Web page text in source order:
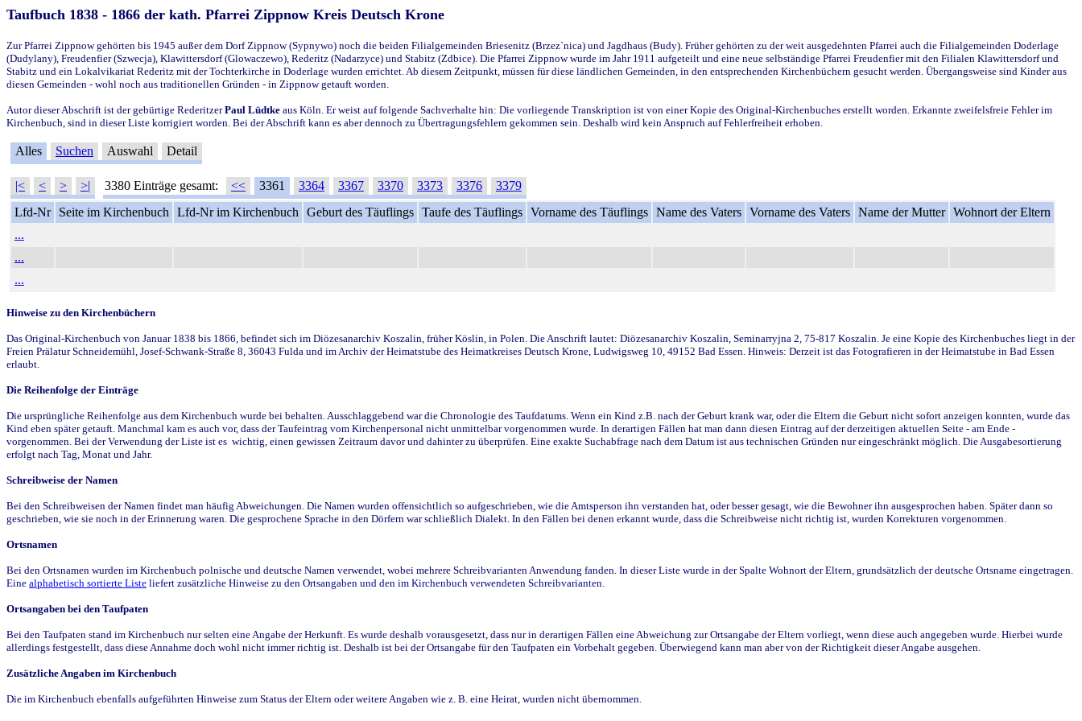
Taufbuch 1838 - 1866 der kath. Pfarrei Zippnow Kreis Deutsch Krone
Zur Pfarrei Zippnow gehörten bis 1945 außer dem Dorf Zippnow (Sypnywo) noch die beiden Filialgemeinden Briesenitz (Brzez`nica) und Jagdhaus (Budy). Früher gehörten zu der weit ausgedehnten Pfarrei auch die Filialgemeinden Doderlage
(Dudylany), Freudenfier (Szwecja), Klawittersdorf (Glowaczewo), Rederitz (Nadarzyce) und Stabitz (Zdbice). Die Pfarrei Zippnow wurde im Jahr 1911 aufgeteilt und eine neue selbständige Pfarrei Freudenfier mit den Filialen Klawittersdorf und
Stabitz und ein Lokalvikariat Rederitz mit der Tochterkirche in Doderlage wurden errichtet. Ab diesem Zeitpunkt, müssen für diese ländlichen Gemeinden, in den entsprechenden Kirchenbüchern gesucht werden. Übergangsweise sind Kinder aus
diesen Gemeinden - wohl noch aus traditionellen Gründen - in Zippnow getauft worden.
Autor dieser Abschrift ist der gebürtige RederitzerPaul Lüdtke aus Köln. Er weist auf folgende Sachverhalte hin: Die vorliegende Transkription ist von einer Kopie des Original-Kirchenbuches erstellt worden. Erkannte zweifelsfreie Fehler im
Kirchenbuch, sind in dieser Liste korrigiert worden. Bei der Abschrift kann es aber dennoch zu Übertragungsfehlern gekommen sein. Deshalb wird kein Anspruch auf Fehlerfreiheit erhoben.
Alles Suchen Auswahl Detail
|< < > >| 3380 Einträge gesamt: << 3361 3364 3367 3370 3373 3376
3379
Lfd-Nr
Seite im Kirchenbuch Lfd-Nr im Kirchenbuch Geburt des Täuflings Taufe des Täuflings Vorname des Täuflings Name des Vaters Vorname des Vaters Name der Mutter Wohnort der Eltern
...
...
...
Hinweise zu den Kirchenbüchern
Das Original-Kirchenbuch von Januar 1838 bis 1866, befindet sich im Diözesanarchiv Koszalin, früher Köslin, in Polen. Die Anschrift lautet: Diözesanarchiv Koszalin, Seminarryjna 2, 75-817 Koszalin. Je eine Kopie des Kirchenbuches liegt in der
Freien Prälatur Schneidemühl, Josef-Schwank-Straße 8, 36043 Fulda und im Archiv der Heimatstube des Heimatkreises Deutsch Krone, Ludwigsweg 10, 49152 Bad Essen. Hinweis: Derzeit ist das Fotografieren in der Heimatstube in Bad Essen
erlaubt.
Die Reihenfolge der Einträge
Die ursprüngliche Reihenfolge aus dem Kirchenbuch wurde bei behalten. Ausschlaggebend war die Chronologie des Taufdatums. Wenn ein Kind z.B. nach der Geburt krank war, oder die Eltern die Geburt nicht sofort anzeigen konnten, wurde das
Kind eben später getauft. Manchmal kam es auch vor, dass der Taufeintrag vom Kirchenpersonal nicht unmittelbar vorgenommen wurde. In derartigen Fällen hat man dann diesen Eintrag auf der derzeitigen aktuellen Seite - am Ende -
vorgenommen. Bei der Verwendung der Liste ist es wichtig, einen gewissen Zeitraum davor und dahinter zu überprüfen. Eine exakte Suchabfrage nach dem Datum ist aus technischen Gründen nur eingeschränkt möglich. Die Ausgabesortierung
erfolgt nach Tag, Monat und Jahr.
Schreibweise der Namen
Bei den Schreibweisen der Namen findet man häufig Abweichungen. Die Namen wurden offensichtlich so aufgeschrieben, wie die Amtsperson ihn verstanden hat, oder besser gesagt, wie die Bewohner ihn ausgesprochen haben. Später dann so
geschrieben, wie sie noch in der Erinnerung waren. Die gesprochene Sprache in den Dörfern war schließlich Dialekt. In den Fällen bei denen erkannt wurde, dass die Schreibweise nicht richtig ist, wurden Korrekturen vorgenommen.
Ortsnamen
Bei den Ortsnamen wurden im Kirchenbuch polnische und deutsche Namen verwendet, wobei mehrere Schreibvarianten Anwendung fanden. In dieser Liste wurde in der Spalte Wohnort der Eltern, grundsätzlich der deutsche Ortsname eingetragen.
Eine alphabetisch sortierte Liste liefert zusätzliche Hinweise zu den Ortsangaben und den im Kirchenbuch verwendeten Schreibvarianten.
Ortsangaben bei den Taufpaten
Bei den Taufpaten stand im Kirchenbuch nur selten eine Angabe der Herkunft. Es wurde deshalb vorausgesetzt, dass nur in derartigen Fällen eine Abweichung zur Ortsangabe der Eltern vorliegt, wenn diese auch angegeben wurde. Hierbei wurde
allerdings festgestellt, dass diese Annahme doch wohl nicht immer richtig ist. Deshalb ist bei der Ortsangabe für den Taufpaten ein Vorbehalt gegeben. Überwiegend kann man aber von der Richtigkeit dieser Angabe ausgehen.
Zusätzliche Angaben im Kirchenbuch
Die im Kirchenbuch ebenfalls aufgeführten Hinweise zum Status der Eltern oder weitere Angaben wie z. B. eine Heirat, wurden nicht übernommen.